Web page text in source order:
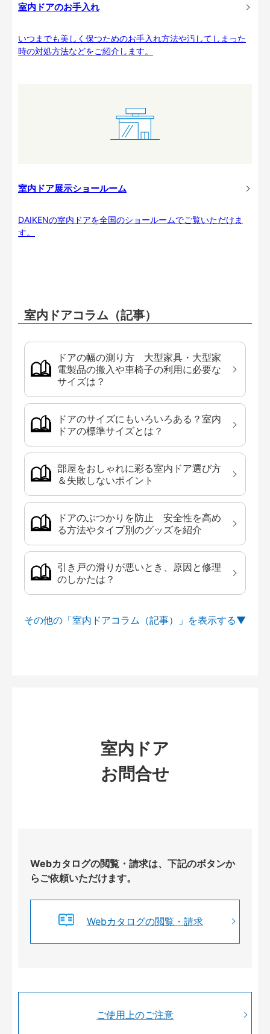
室内ドアのお手入れ
いつまでも美しく保つためのお手入れ方法や汚してしまった
時の対処方法などをご紹介します。
室内ドア展示ショールーム
DAIKENの室内ドアを全国のショールームでご覧いただけま
す。
室内ドアコラム（記事）
ドアの幅の測り方 大型家具・大型家
電製品の搬入や車椅子の利用に必要な
サイズは？
ドアのサイズにもいろいろある？室内
ドアの標準サイズとは？
部屋をおしゃれに彩る室内ドア選び方
＆失敗しないポイント
ドアのぶつかりを防止 安全性を高め
る方法やタイプ別のグッズを紹介
引き戸の滑りが悪いとき、原因と修理
のしかたは？
その他の「室内ドアコラム（記事）」を
室内ドア
お問合せ
Webカタログの閲覧・請求は、下記のボタンか
らご依頼いただけます。
Webカタログの閲覧・請求
ご使用上のご注意